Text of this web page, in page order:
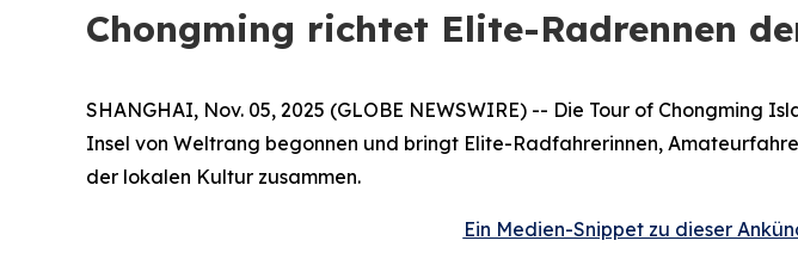
Chongming richtet Elite-Radrennen
SHANGHAI, Nov. 05, 2025 (GLOBE NEWSWIRE) -- Die Tour of Chongming
Insel von Weltrang begonnen und bringt Elite-Radfahrerinnen,
der lokalen Kultur zusammen.
Ein Medien-Snippet zu dieser